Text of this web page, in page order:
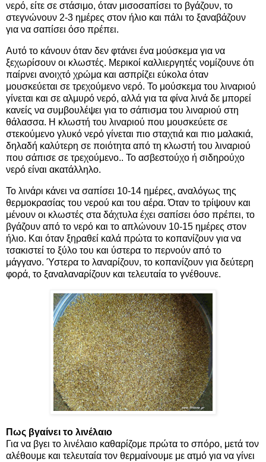
νερό, είτε σε στάσιμο, όταν μισοσαπίσει το βγάζουν, το
στεγνώνουν 2-3 ημέρες στον ήλιο και πάλι το ξαναβάζουν
για να σαπίσει όσο πρέπει.
Αυτό το κάνουν όταν δεν φτάνει ένα μούσκεμα για να
ξεχωρίσουν οι κλωστές. Μερικοί καλλιεργητές νομίζουνε ότι
παίρνει ανοιχτό χρώμα και ασπρίζει εύκολα όταν
μουσκεύεται σε τρεχούμενο νερό. Το μούσκεμα του λιναριού
γίνεται και σε αλμυρό νερό, αλλά για τα φίνα λινά δε μπορεί
κανείς να συμβουλέψει για το σάπισμα του λιναριού στη
θάλασσα. Η κλωστή του λιναριού που μουσκεύετε σε
στεκούμενο γλυκό νερό γίνεται πιο σταχτιά και πιο μαλακιά,
δηλαδή καλύτερη σε ποιότητα από τη κλωστή του λιναριού
που σάπισε σε τρεχούμενο.. Το ασβεστούχο ή σιδηρούχο
νερό είναι ακατάλληλο.
Το λινάρι κάνει να σαπίσει 10-14 ημέρες, αναλόγως της
θερμοκρασίας του νερού και του αέρα. Όταν το τρίψουν και
μένουν οι κλωστές στα δάχτυλα έχει σαπίσει όσο πρέπει, το
βγάζουν από το νερό και το απλώνουν 10-15 ημέρες στον
ήλιο. Και όταν ξηραθεί καλά πρώτα το κοπανίζουν για να
τσακιστεί το ξύλο του και ύστερα το περνούν από το
μάγγανο. Ύστερα το λαναρίζουν, το κοπανίζουν για δεύτερη
φορά, το ξαναλαναρίζουν και τελευταία το γνέθουνε.
Πως βγαίνει το λινέλαιο
Για να βγει το λινέλαιο καθαρίζομε πρώτα το σπόρο, μετά τον
αλέθουμε και τελευταία τον θερμαίνουμε με ατμό για να γίνει